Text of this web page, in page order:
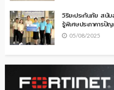
วิริยะประกันภัย สนั
รู้พิเศษประภาคารปั
05/08/2025